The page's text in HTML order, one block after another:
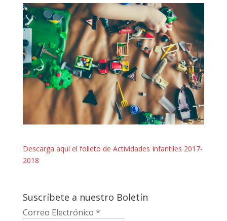
Descarga aquí el folleto de Actividades Infantiles 2017-
2018
Suscríbete a nuestro Boletín
Correo Electrónico *